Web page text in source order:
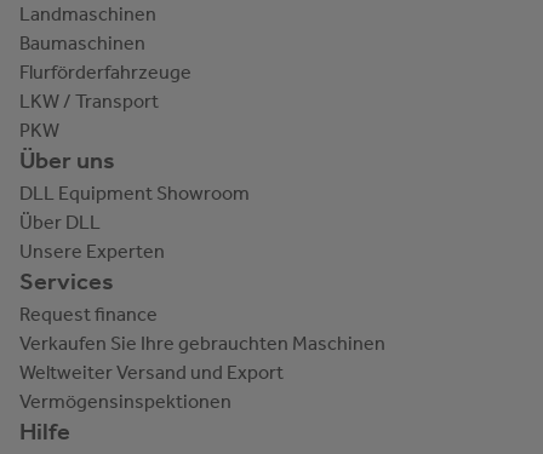
Landmaschinen
Baumaschinen
Flurförderfahrzeuge
LKW / Transport
PKW
Über uns
DLL Equipment Showroom
Über DLL
Unsere Experten
Services
Request finance
Verkaufen Sie Ihre gebrauchten Maschinen
Weltweiter Versand und Export
Vermögensinspektionen
Hilfe